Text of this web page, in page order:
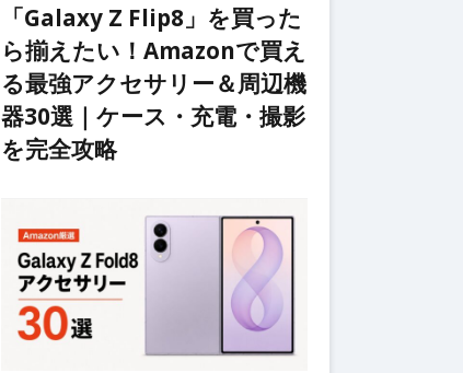
「Galaxy Z Flip8」を買った
ら揃えたい！Amazonで買え
る最強アクセサリー＆周辺機
器30選｜ケース・充電・撮影
を完全攻略